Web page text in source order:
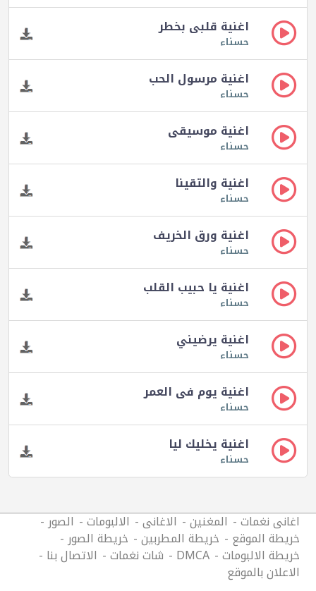
اغنية قلبى بخطر
حسناء
اغنية مرسول الحب
حسناء
اغنية موسيقى
حسناء
اغنية والتقينا
حسناء
اغنية ورق الخريف
حسناء
اغنية يا حبيب القلب
حسناء
اغنية يرضيني
حسناء
اغنية يوم فى العمر
حسناء
اغنية يخليك ليا
حسناء
اغانى نغمات المغنين الاغانى الالبومات الصور
خريطة الموقع خريطة المطربين خريطة الصور
خريطة الالبومات DMCA شات نغمات الاتصال بنا
الاعلان بالموقع